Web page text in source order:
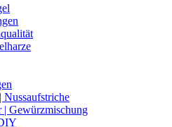
| Gewürzmischung